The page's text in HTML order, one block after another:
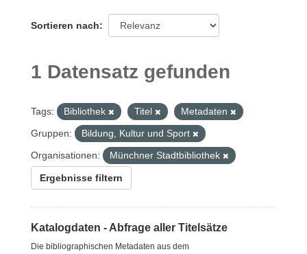
Sortieren nach
1 Datensatz gefunden
Tags: Bibliothek Titel
Metadaten
Gruppen:
Bildung, Kultur und Sport
Organisationen:
Münchner Stadtbibliothek
Ergebnisse filtern
Katalogdaten - Abfrage aller Titelsätze
Die bibliographischen Metadaten aus dem